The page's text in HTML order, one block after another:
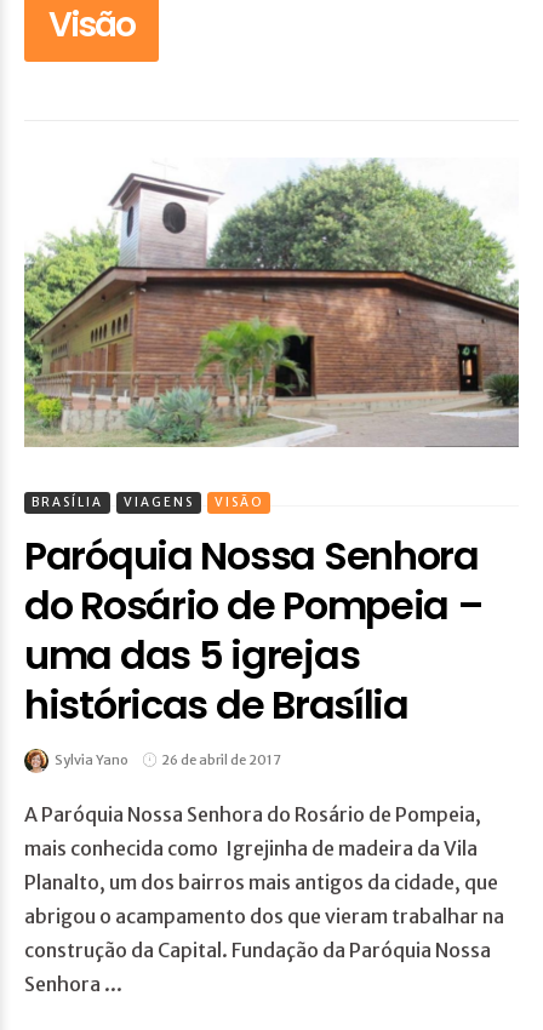
Visão
BRASÍLIA VIAGENS VISÃO
Paróquia Nossa Senhora
do Rosário de Pompeia –
uma das 5 igrejas
históricas de Brasília
Sylvia Yano 26 de abril de 2017
A Paróquia Nossa Senhora do Rosário de Pompeia,
mais conhecida como Igrejinha de madeira da Vila
Planalto, um dos bairros mais antigos da cidade, que
abrigou o acampamento dos que vieram trabalhar na
construção da Capital. Fundação da Paróquia Nossa
Senhora ...